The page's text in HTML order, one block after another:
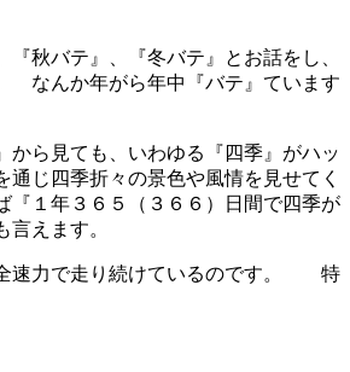
『秋バテ』、『冬バテ』とお話をし、
なんか年がら年中『バテ』ています
から見ても、いわゆる『四季』がハッ
通じ四季折々の景色や風情を見せてく
『１年３６５（３６６）日間で四季が
言えます。
速力で走り続けているのです。 特